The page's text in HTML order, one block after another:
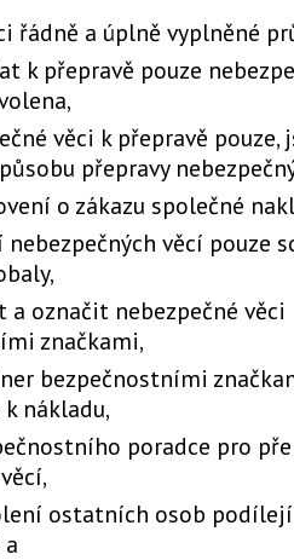
řádně a úplně vyplněné
k přepravě pouze
věci k přepravě
přepravy
o zákazu společné
věcí pouze
označit nebezpečné věci
značkami,
bezpečnostními
nákladu,
poradce pro
ostatních osob